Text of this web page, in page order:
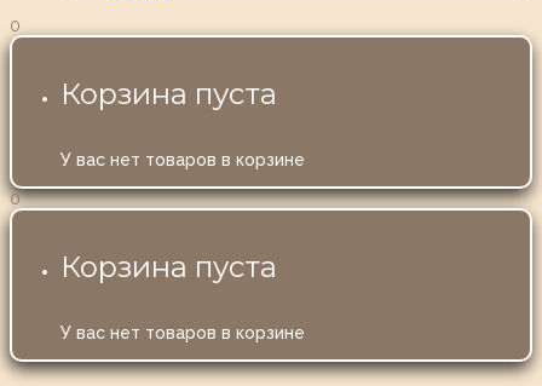
0
Корзина пуста
У вас нет товаров в корзине
0
Корзина пуста
У вас нет товаров в корзине